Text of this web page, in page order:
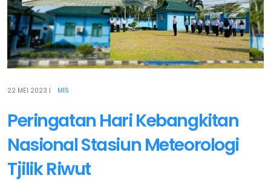
22 MEI 2023 | MIS
Peringatan Hari Kebangkitan
Nasional Stasiun Meteorologi
Tjilik Riwut